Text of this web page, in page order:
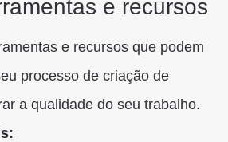
e recursos
e recursos que podem
processo de criação de
a qualidade do seu trabalho.